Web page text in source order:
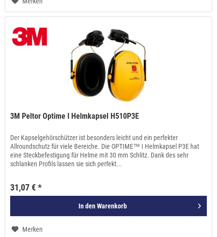
3M Peltor Optime I Helmkapsel H510P3E
Der Kapselgehörschützer ist besonders leicht und ein perfekter
Allroundschutz für viele Bereiche. Die OPTIME™ I Helmkapsel P3E hat
eine Steckbefestigung für Helme mit 30 mm Schlitz. Dank des sehr
schlanken Profils lassen sie sich perfekt...
31,07 € *
In denWarenkorb
Merken